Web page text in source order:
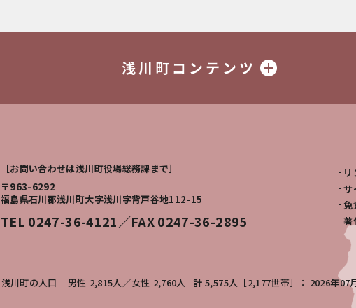
浅川町コンテンツ
［お問い合わせは浅川町役場総務課まで］
〒963-6292
福島県石川郡浅川町大字浅川字背戸谷地112-15
TEL 0247-36-4121／FAX 0247-36-2895
リ
サ
免
著
浅川町の人口 男性 2,815人 女性 2,760人 計 5,575人［2,177世帯］ 2026年07